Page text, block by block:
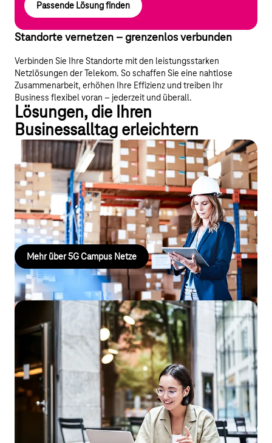
Passende Lösung finden
Standorte vernetzen – grenzenlos verbunden
Verbinden Sie Ihre Standorte mit den leistungsstarken
Netzlösungen der Telekom. So schaffen Sie eine nahtlose
Zusammenarbeit, erhöhen Ihre Effizienz und treiben Ihr
Business flexibel voran – jederzeit und überall.
Lösungen, die Ihren
Businessalltag erleichtern
5G Campus Netze
Campus-Netze ermöglichen schnelle, sichere
Datenübertragung mit hoher Bandbreite und niedriger Latenz
direkt auf dem Betriebsgelände.
Mehr über 5G Campus Netze
Secure Business Connect
Mit Telekom Secure Business Connect nutzen Sie die Erfahrung
und das Know-how der Experten der Deutschen Telekom und
überlassen uns den Aufbau und den Betrieb Ihrer
Unternehmensnetzwerke samt IT-Security. Für Ihre Fragen und
Wünsche stehen Ihnen unsere Ansprechpartner telefonisch
oder unser Außendienst bundesweit zur Verfügung.